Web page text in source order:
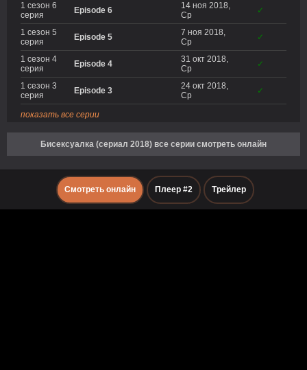
1 сезон 6
серия
Episode 6
14 ноя 2018,
Ср
✓
1 сезон 5
серия
Episode 5
7 ноя 2018,
Ср
✓
1 сезон 4
серия
Episode 4
31 окт 2018,
Ср
✓
1 сезон 3
серия
Episode 3
24 окт 2018,
Ср
✓
показать все серии
Бисексуалка (сериал 2018) все серии смотреть онлайн
Смотреть онлайн Плеер #2 Трейлер